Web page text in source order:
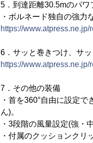
5．到達距離30.5mのパワ
・ボルネード独自の強力
https://
6．サッと巻きつけ、サ
https://
7．その他の装備
・首を360°自由に設定
ん)。
・3段階の風量設定(強・
・付属のクッションクリ